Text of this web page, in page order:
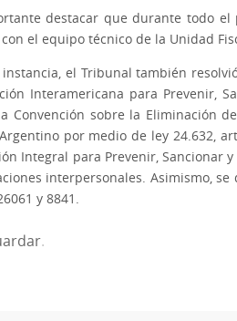
destacar que durante todo
el equipo técnico de la Unidad
instancia, el Tribunal también
Interamericana para Prevenir,
Convención sobre la Eliminación
por medio de ley 24.632,
Integral para Prevenir, Sancionar
interpersonales. Asimismo,
y 8841.
.